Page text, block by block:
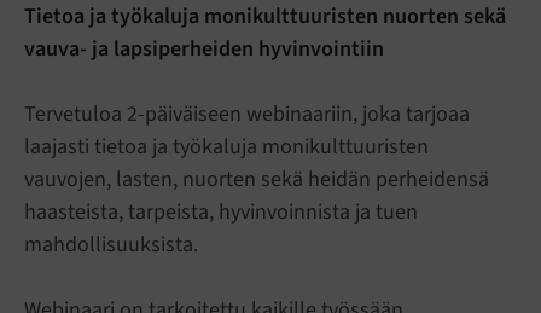
Tietoa ja työkaluja monikulttuuristen nuorten sekä
vauva- ja lapsiperheiden hyvinvointiin
Tervetuloa 2-päiväiseen webinaariin, joka tarjoaa
laajasti tietoa ja työkaluja monikulttuuristen
vauvojen, lasten, nuorten sekä heidän perheidensä
haasteista, tarpeista, hyvinvoinnista ja tuen
mahdollisuuksista.